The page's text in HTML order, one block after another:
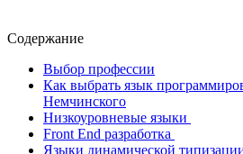
Содержание
Выбор профессии
Как выбрать язык
Немчинского
Низкоуровневые языки
Front End разработка
Языки динамической